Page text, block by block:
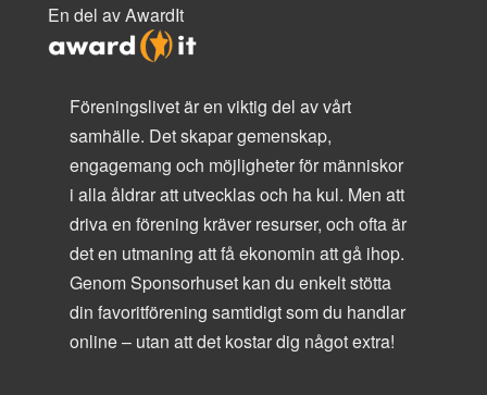
En del av AwardIt
Föreningslivet är en viktig del av vårt
samhälle. Det skapar gemenskap,
engagemang och möjligheter för människor
i alla åldrar att utvecklas och ha kul. Men att
driva en förening kräver resurser, och ofta är
det en utmaning att få ekonomin att gå ihop.
Genom Sponsorhuset kan du enkelt stötta
din favoritförening samtidigt som du handlar
online – utan att det kostar dig något extra!